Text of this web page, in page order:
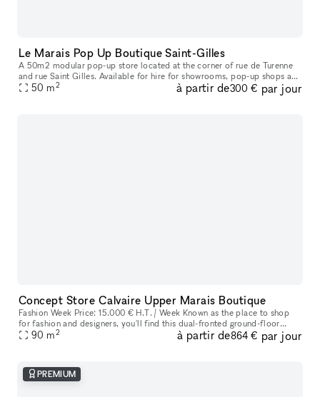
Le Marais Pop Up Boutique Saint-Gilles
A 50m2 modular pop-up store located at the corner of rue de Turenne
and rue Saint Gilles. Available for hire for showrooms, pop-up shops and
art exhibitions. Suspended racks that can be hung up or r
50 m2 à partir de300 € par jour
Concept Store Calvaire Upper Marais Boutique
Fashion Week Price: 15.000 € H.T. / Week Known as the place to shop
for fashion and designers, you'll find this dual-fronted ground-floor
boutique in the famous Haut-Marais district. This shop benef
90 m2 à partir de864 € par jour
PREMIUM